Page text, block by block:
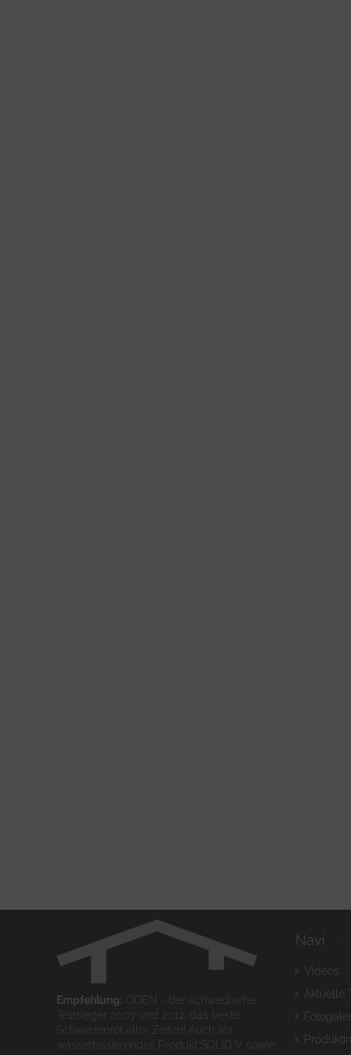
Empfehlung: ODEN - der schwedische
Testsieger 2007 und 2012, das beste
Schwedenrot aller Zeiten! Auch als
wasserbasierendes Produkt SOLID V sowie
Navi
Videos
Aktuelle